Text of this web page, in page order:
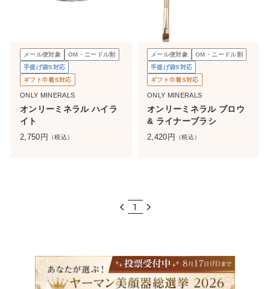
メール便対象
OM・ニードル割
手提げ袋S対応
ギフト巾着S対応
ONLY MINERALS
オンリーミネラル ハイラ
イト
2,750 円 （税込）
メール便対象
OM・ニードル割
手提げ袋S対応
ギフト巾着S対応
ONLY MINERALS
オンリーミネラル ブロウ
& ライナーブラシ
2,420 円 （税込）
1